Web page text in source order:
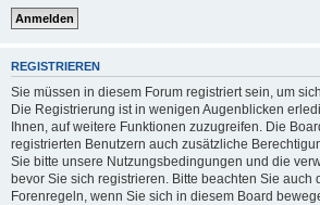
REGISTRIEREN
Sie müssen in diesem Forum registriert sein, um
Die Registrierung ist in wenigen Augenblicken
Ihnen, auf weitere Funktionen zuzugreifen. Die
registrierten Benutzern auch zusätzliche
Sie bitte unsere Nutzungsbedingungen und die
bevor Sie sich registrieren. Bitte beachten Sie auch
Forenregeln, wenn Sie sich in diesem Board